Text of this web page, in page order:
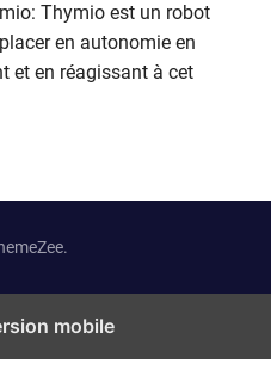
Thymio est un robot
en autonomie en
et en réagissant à cet
mobile